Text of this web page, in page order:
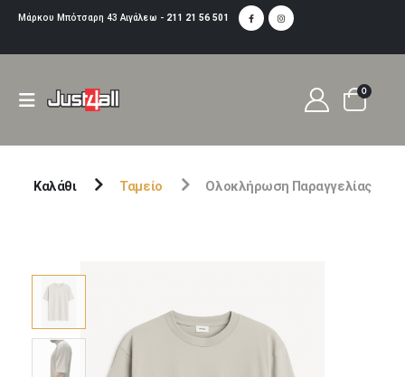
Μάρκου Μπότσαρη 43 Αιγάλεω - 211 21 56 501
0
Καλάθι Ταμείο Ολοκλήρωση Παραγγελίας